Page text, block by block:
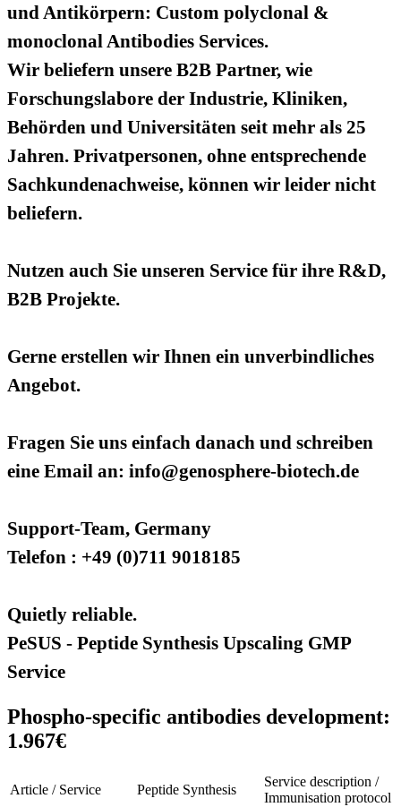
und Antikörpern: Custom polyclonal &
monoclonal Antibodies Services.
Wir beliefern unsere B2B Partner, wie
Forschungslabore der Industrie, Kliniken,
Behörden und Universitäten seit mehr als 25
Jahren. Privatpersonen, ohne entsprechende
Sachkundenachweise, können wir leider nicht
beliefern.
Nutzen auch Sie unseren Service für ihre R&D,
B2B Projekte.
Gerne erstellen wir Ihnen ein unverbindliches
Angebot.
Fragen Sie uns einfach danach und schreiben
eine Email an: info@genosphere-biotech.de
Support-Team, Germany
Telefon : +49 (0)711 9018185
Quietly reliable.
PeSUS - Peptide Synthesis Upscaling GMP
Service
Phospho-specific antibodies development:
1.967€
Article / Service Peptide Synthesis
Service description /
Immunisation protocol